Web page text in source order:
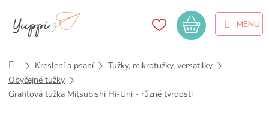
obsah
Nákupní
košík
DomůKreslení a psaní
Tužky, mikrotužky, versatilky
Obyčejné tužky
Grafitová tužka Mitsubishi Hi-Uni - různé tvrdosti